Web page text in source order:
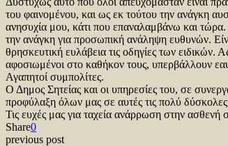
του φαινομένου, και ως εκ τούτου την ανάγκη
ανησυχία μου, κάτι που επαναλαμβάνω και τώρα.
την ανάγκη για προσωπική ανάληψη ευθυνών.
θρησκευτική ευλάβεια τις οδηγίες των
αφοσιωμένοι στο καθήκον τους, υπερβάλλουν
Αγαπητοί συμπολίτες.
Ο Δημος Σητείας και οι υπηρεσίες του, σε
προφύλαξη όλων μας σε αυτές τις πολύ
Τις ευχές μας για ταχεία ανάρρωση στην ασθενή
Share0
previous post